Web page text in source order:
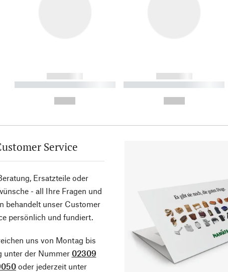
------------
----------- ----------- ----------
------------
----------- ----------- ----------
Service
Ersatzteile oder
- all Ihre Fragen und
behandelt unser Customer
persönlich und fundiert.
uns von Montag bis
unter der Nummer 02309
oder jederzeit unter